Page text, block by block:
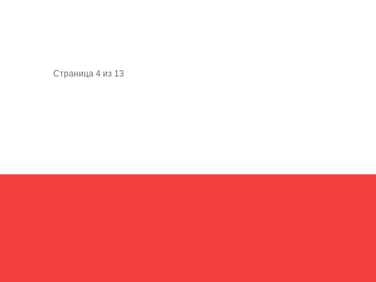
Страница 4 из 13